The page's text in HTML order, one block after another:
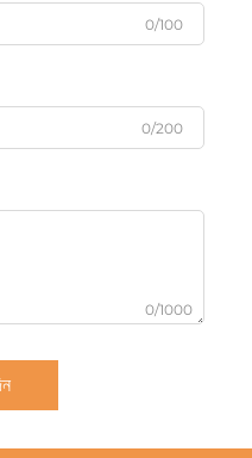
0/100
0/200
0/1000